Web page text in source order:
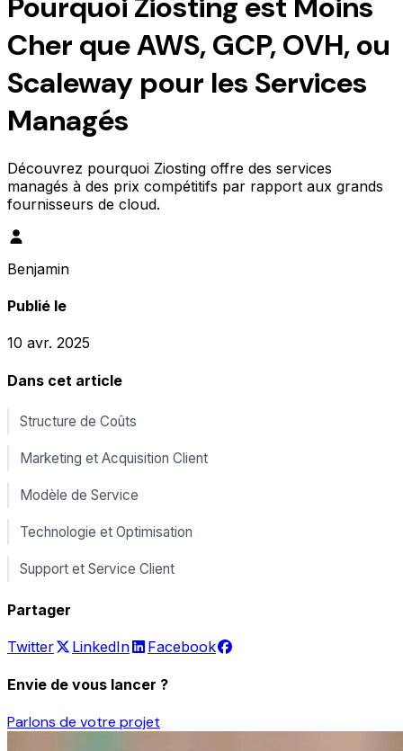
Pourquoi Ziosting est Moins
Cher que AWS, GCP, OVH, ou
Scaleway pour les Services
Managés
Découvrez pourquoi Ziosting offre des services
managés à des prix compétitifs par rapport aux grands
fournisseurs de cloud.
Benjamin
Publié le
10 avr. 2025
Dans cet article
Structure de Coûts
Marketing et Acquisition Client
Modèle de Service
Technologie et Optimisation
Support et Service Client
Partager
Twitter LinkedIn Facebook
Envie de vous lancer ?
Parlons de votre projet